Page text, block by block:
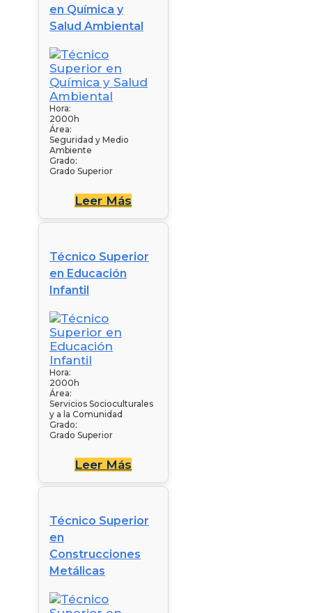
en Química y
Salud Ambiental
Hora:
2000h
Área:
Seguridad y Medio
Ambiente
Grado:
Grado Superior
Leer Más
Técnico Superior
en Educación
Infantil
Hora:
2000h
Área:
Servicios Socioculturales
y a la Comunidad
Grado:
Grado Superior
Leer Más
Técnico Superior
en
Construcciones
Metálicas